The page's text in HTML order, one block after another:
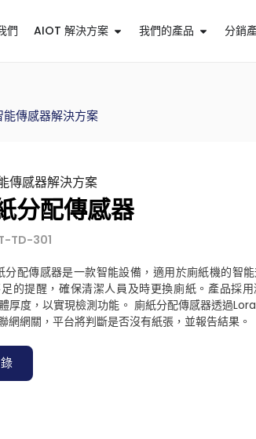
們 AIOT 解決方案 我們的產品 分銷
能傳感器解決方案
傳感器解決方案
分配傳感器
TD-301
配傳感器是一款智能設備，適用於廁紙機的智
的提醒，確保清潔人員及時更換廁紙。產品採
厚度，以實現檢測功能。 廁紙分配傳感器透過
網網關，平台將判斷是否沒有紙張，並報告結果。